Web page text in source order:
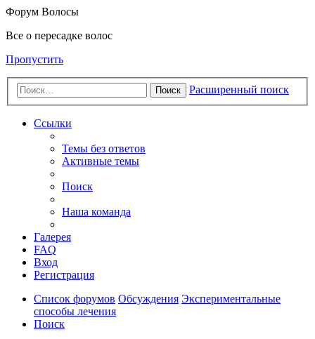
Форум Волосы
Все о пересадке волос
Пропустить
Поиск Расширенный поиск
Ссылки
Темы без ответов
Активные темы
Поиск
Наша команда
Галерея
FAQ
Вход
Регистрация
Список форумов Обсуждения Экспериментальные
способы лечения
Поиск